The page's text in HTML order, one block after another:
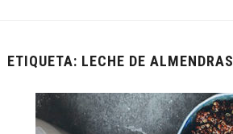
ETIQUETA: LECHE DE ALMENDRAS